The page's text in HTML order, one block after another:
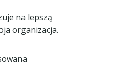
na lepszą
organizacja.